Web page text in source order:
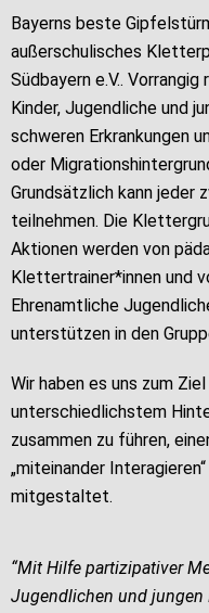
Bayerns beste
außerschulisches
Südbayern e.V..
Kinder, Jugendliche und
schweren Erkrankungen
oder
Grundsätzlich kann jeder
teilnehmen. Die
Aktionen werden von
Klettertrainer*innen und
Ehrenamtliche
unterstützen in den
Wir haben es uns zum
unterschiedlichstem
zusammen zu führen,
„miteinander
mitgestaltet.
“Mit Hilfe partizipativer
Jugendlichen und jungen